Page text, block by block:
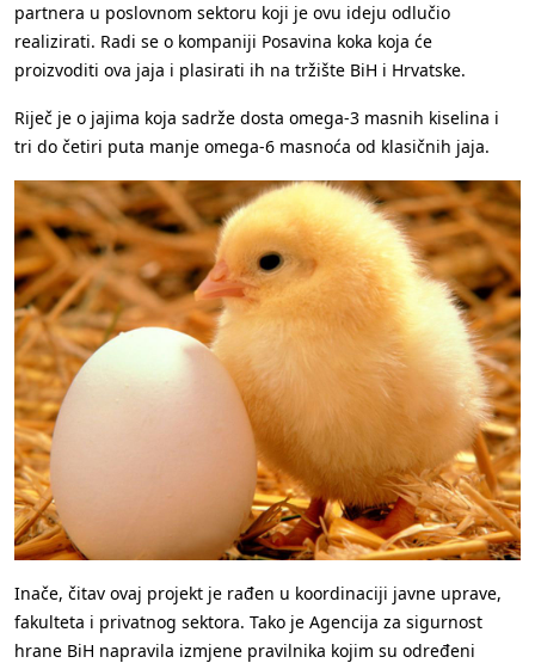
partnera u poslovnom sektoru koji je ovu ideju odlučio
realizirati. Radi se o kompaniji Posavina koka koja će
proizvoditi ova jaja i plasirati ih na tržište BiH i Hrvatske.
Riječ je o jajima koja sadrže dosta omega-3 masnih kiselina i
tri do četiri puta manje omega-6 masnoća od klasičnih jaja.
Inače, čitav ovaj projekt je rađen u koordinaciji javne uprave,
fakulteta i privatnog sektora. Tako je Agencija za sigurnost
hrane BiH napravila izmjene pravilnika kojim su određeni